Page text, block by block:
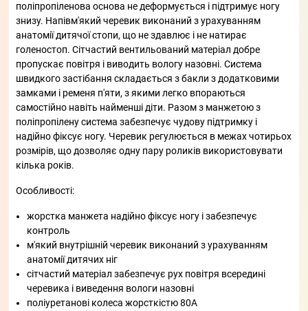
поліпропіленова основа не деформується і підтримує ногу
знизу. Напівм'який черевик виконаний з урахуванням
анатомії дитячої стопи, що не здавлює і не натирає
голеностоп. Сітчастий вентильований матеріал добре
пропускає повітря і виводить вологу назовні. Система
швидкого застібання складається з бакли з додатковими
замками і ременя п'яти, з якими легко впораються
самостійно навіть найменші діти. Разом з манжетою з
поліпропілену система забезпечує чудову підтримку і
надійно фіксує ногу. Черевик регулюється в межах чотирьох
розмірів, що дозволяє одну пару роликів використовувати
кілька років.
Особливості:
жорстка манжета надійно фіксує ногу і забезпечує
контроль
м'який внутрішній черевик виконаний з урахуванням
анатомії дитячих ніг
сітчастий матеріал забезпечує рух повітря всередині
черевика і виведення вологи назовні
поліуретанові колеса жорсткістю 80А